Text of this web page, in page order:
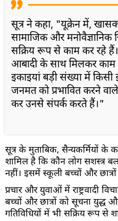
सूत्र ने कहा, "यूक्रेन में,
सामाजिक और मनोवैज्ञानिक
सक्रिय रूप से काम कर रहे
आबादी के साथ मिलकर काम
इकाइयां बड़ी संख्या में
जनमत को प्रभावित करने
कर उनसे संपर्क करते हैं।"
सूत्र के मुताबिक, सैन्यकर्मियों के
शामिल है कि कौन लोग सशस्त्र
नहीं। इसमें स्कूली बच्चों और
प्रचार और युवाओं में राष्ट्रवादी
बच्चों और छात्रों को सूचना युद्ध
गतिविधियों में भी सक्रिय रूप से